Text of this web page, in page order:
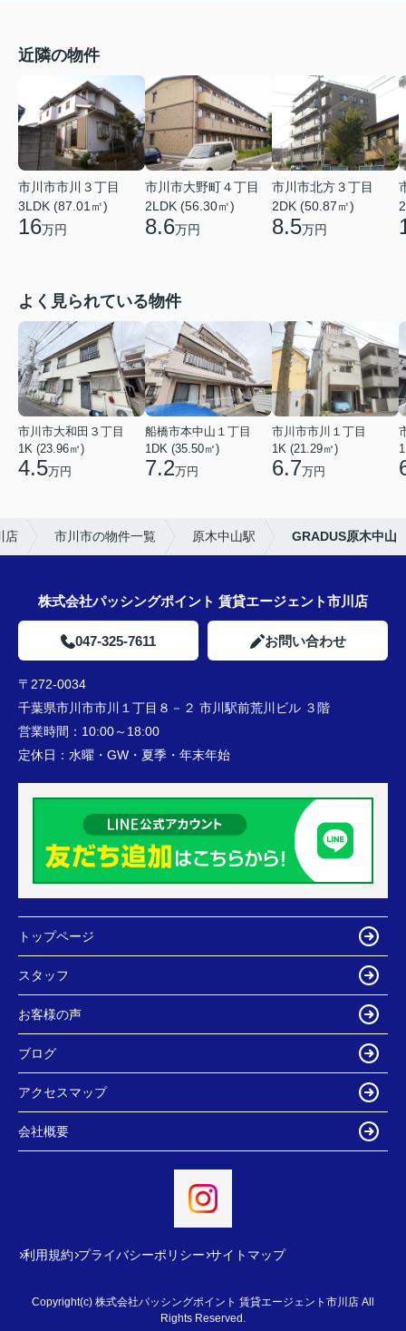
近隣の物件
市川市市川３丁目
3LDK (87.01㎡)
16万円
市川市大野町４丁目
2LDK (56.30㎡)
8.6万円
市川市北方３丁目
2DK (50.87㎡)
8.5万円
よく見られている物件
市川市大和田３丁目
1K (23.96㎡)
4.5万円
船橋市本中山１丁目
1DK (35.50㎡)
7.2万円
市川市市川１丁目
1K (21.29㎡)
6.7万円
店 市川市の物件一覧 原木中山駅 GRADUS原木中山
株式会社パッシングポイント 賃貸エージェント市川店
047-325-7611 お問い合わせ
〒272-0034
千葉県市川市市川１丁目８－２ 市川駅前荒川ビル ３階
営業時間： 10:00～18:00
定休日： 水曜・GW・夏季・年末年始
トップページ
スタッフ
お客様の声
ブログ
アクセスマップ
会社概要
利用規約 プライバシーポリシー サイトマップ
Copyright(c) 株式会社パッシングポイント 賃貸エージェント市川店 All
Rights Reserved.